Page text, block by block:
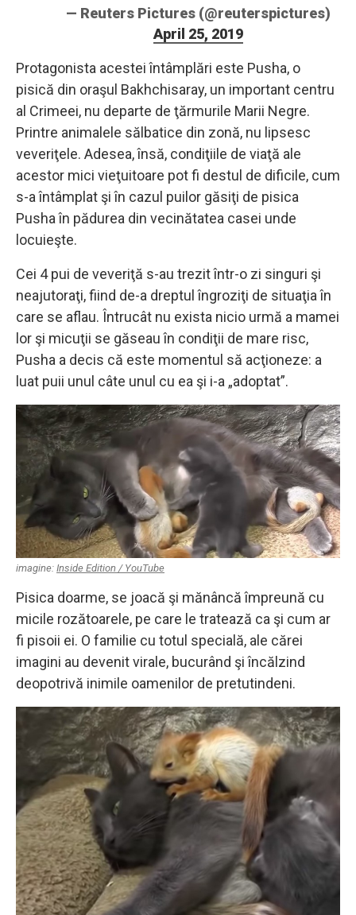
— Reuters Pictures (@reuterspictures)
April 25, 2019
Protagonista acestei întâmplări este Pusha, o
pisică din oraşul Bakhchisaray, un important centru
al Crimeei, nu departe de ţărmurile Marii Negre.
Printre animalele sălbatice din zonă, nu lipsesc
veveriţele. Adesea, însă, condiţiile de viaţă ale
acestor mici vieţuitoare pot fi destul de dificile, cum
s-a întâmplat şi în cazul puilor găsiţi de pisica
Pusha în pădurea din vecinătatea casei unde
locuieşte.
Cei 4 pui de veveriţă s-au trezit într-o zi singuri şi
neajutoraţi, fiind de-a dreptul îngroziţi de situaţia în
care se aflau. Întrucât nu exista nicio urmă a mamei
lor şi micuţii se găseau în condiţii de mare risc,
Pusha a decis că este momentul să acţioneze: a
luat puii unul câte unul cu ea şi i-a „adoptat”.
imagine: Inside Edition / YouTube
Pisica doarme, se joacă şi mănâncă împreună cu
micile rozătoarele, pe care le tratează ca şi cum ar
fi pisoii ei. O familie cu totul specială, ale cărei
imagini au devenit virale, bucurând şi încălzind
deopotrivă inimile oamenilor de pretutindeni.